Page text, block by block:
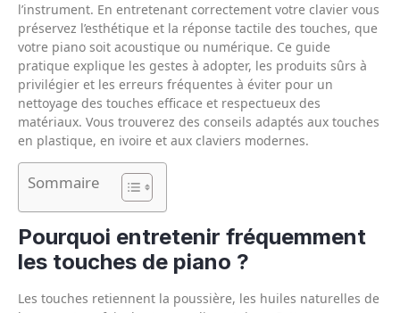
l’instrument. En entretenant correctement votre clavier vous
préservez l’esthétique et la réponse tactile des touches, que
votre piano soit acoustique ou numérique. Ce guide
pratique explique les gestes à adopter, les produits sûrs à
privilégier et les erreurs fréquentes à éviter pour un
nettoyage des touches efficace et respectueux des
matériaux. Vous trouverez des conseils adaptés aux touches
en plastique, en ivoire et aux claviers modernes.
Sommaire
Pourquoi entretenir fréquemment
les touches de piano ?
Les touches retiennent la poussière, les huiles naturelles de